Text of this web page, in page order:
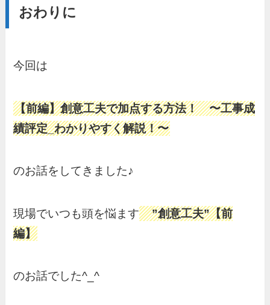
おわりに
今回は
【前編】創意工夫で加点する方法！ 〜工事成
績評定_わかりやすく解説！〜
のお話をしてきました♪
現場でいつも頭を悩ます”創意工夫”【前
編】
のお話でした^_^